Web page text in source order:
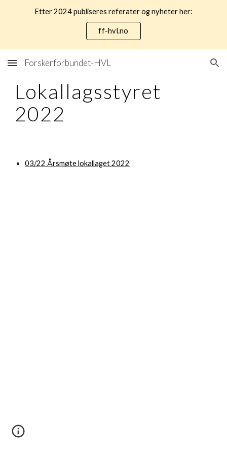
Skip to main content Skip to navigation
Etter 2024 publiseres referater og nyheter her:
ff-hvl.no
Forskerforbundet-HVL
Lokallagsstyret
2022
03/22 Årsmøte lokallaget 2022